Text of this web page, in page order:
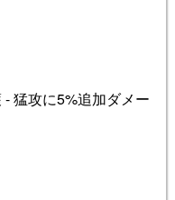
猛攻に5%追加ダメー